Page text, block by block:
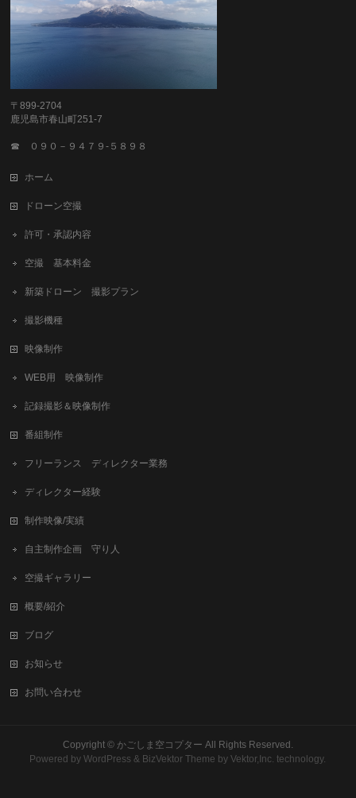
〒899-2704
鹿児島市春山町251-7
☎ ０９０－９４７９-５８９８
ホーム
ドローン空撮
許可・承認内容
空撮 基本料金
新築ドローン 撮影プラン
撮影機種
映像制作
WEB用 映像制作
記録撮影＆映像制作
番組制作
フリーランス ディレクター業務
ディレクター経験
制作映像/実績
自主制作企画 守り人
空撮ギャラリー
概要/紹介
ブログ
お知らせ
お問い合わせ
Copyright © かごしま空コプター All Rights Reserved.
Powered byWordPress & BizVektor Theme byVektor,Inc. technology.